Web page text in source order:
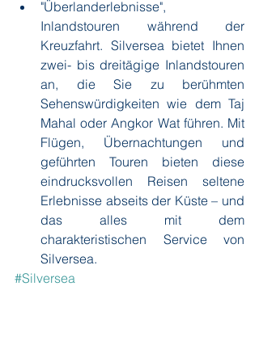
"Überlanderlebnisse",
Inlandstouren während der
Kreuzfahrt. Silversea bietet Ihnen
zwei- bis dreitägige Inlandstouren
an, die Sie zu berühmten
Sehenswürdigkeiten wie dem Taj
Mahal oder Angkor Wat führen. Mit
Flügen, Übernachtungen und
geführten Touren bieten diese
eindrucksvollen Reisen seltene
Erlebnisse abseits der Küste – und
das alles mit dem
charakteristischen Service von
Silversea.
#Silversea